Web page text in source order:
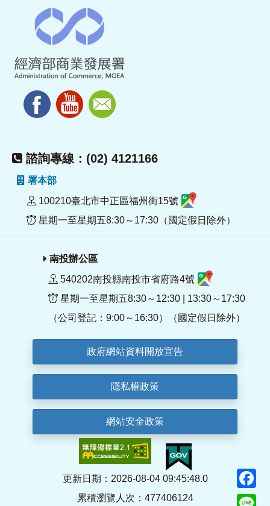
諮詢專線：(02) 4121166
署本部
100210臺北市中正區福州街15號
星期一至星期五8:30～17:30（國定假日除外）
南投辦公區
540202南投縣南投市省府路4號
星期一至星期五8:30～12:30 | 13:30～17:30
（公司登記：9:00～16:30）（國定假日除外）
政府網站資料開放宣告
隱私權政策
網站安全政策
更新日期：2026-08-04 09:45:48.0
累積瀏覽人次：477406124